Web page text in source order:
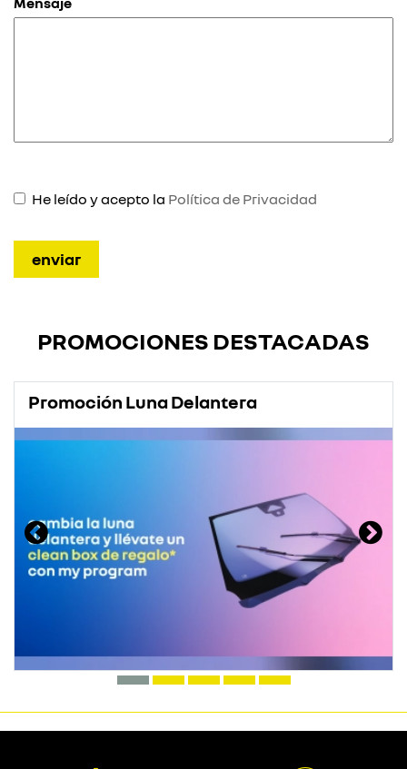
He leído y acepto la Política de Privacidad
PROMOCIONES DESTACADAS
Promoción Luna Delantera